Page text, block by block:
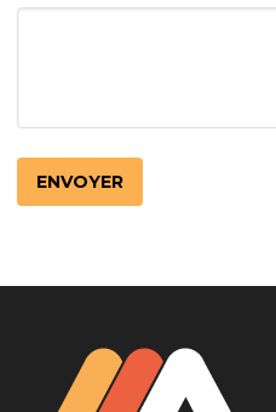
LotoMart
Бай Лото
escort barcelone
https://intimaties.net/es/
used-panties-es/
eros houston
albanianescort